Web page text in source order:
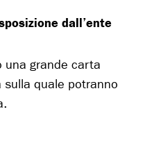
dall’ente
una grande carta
quale potranno